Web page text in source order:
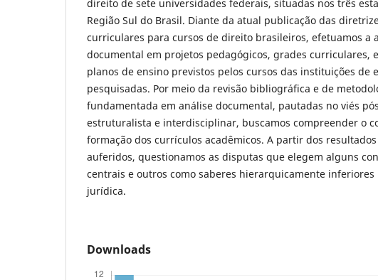
direito de sete universidades federais, situadas nos três
Região Sul do Brasil. Diante da atual publicação das
curriculares para cursos de direito brasileiros, efetuamos a
documental em projetos pedagógicos, grades curriculares,
planos de ensino previstos pelos cursos das instituições de
pesquisadas. Por meio da revisão bibliográfica e de
fundamentada em análise documental, pautadas no viés
estruturalista e interdisciplinar, buscamos compreender o
formação dos currículos acadêmicos. A partir dos
auferidos, questionamos as disputas que elegem alguns
centrais e outros como saberes hierarquicamente inferiores
jurídica.
Downloads